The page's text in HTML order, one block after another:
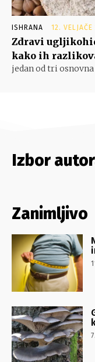
ISHRANA 12.
Zdravi
kako ih
jedan od tri
Izbor
Zanimljivo